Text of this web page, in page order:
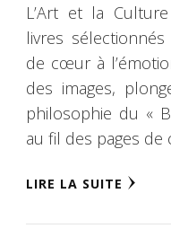
L’Art et la
livres
de cœur à
des images,
philosophie du «
au fil des pages de
LIRE LA SUITE